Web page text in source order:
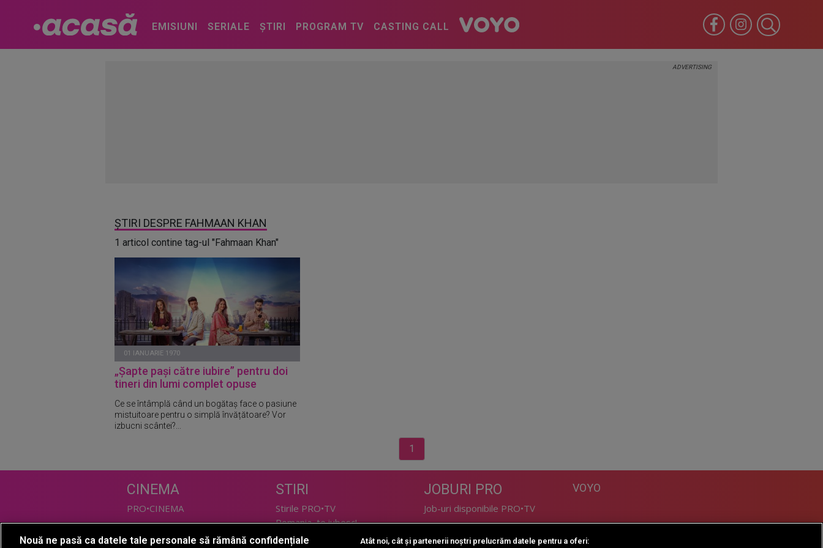
EMISIUNI SERIALE ȘTIRI PROGRAM TV CASTING CALL
ȘTIRI DESPRE FAHMAAN KHAN
1 articol contine tag-ul "Fahmaan Khan"
01 IANUARIE 1970
„Șapte pași către iubire” pentru doi
tineri din lumi complet opuse
Ce se întâmplă când un bogătaș face o pasiune
mistuitoare pentru o simplă învățătoare? Vor
izbucni scântei?...
1
CINEMA
PRO•CINEMA
STIRI
Stirile PRO•TV
Romania, te iubesc!
JOBURI PRO
Job-uri disponibile PRO•TV
VOYO
Nouă ne pasă ca datele tale personale să rămână confidențiale Atât noi, cât și partenerii noștri prelucrăm datele pentru a oferi: